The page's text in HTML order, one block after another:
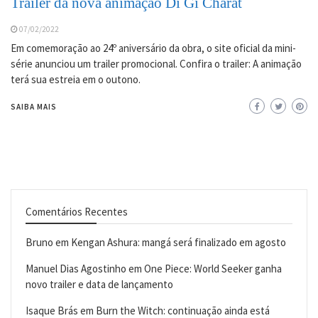
07/02/2022
Em comemoração ao 24º aniversário da obra, o site oficial da mini-
série anunciou um trailer promocional. Confira o trailer: A animação
terá sua estreia em o outono.
SAIBA MAIS
Comentários Recentes
Bruno em Kengan Ashura: mangá será finalizado em agosto
Manuel Dias Agostinho em One Piece: World Seeker ganha
novo trailer e data de lançamento
Isaque Brás em Burn the Witch: continuação ainda está